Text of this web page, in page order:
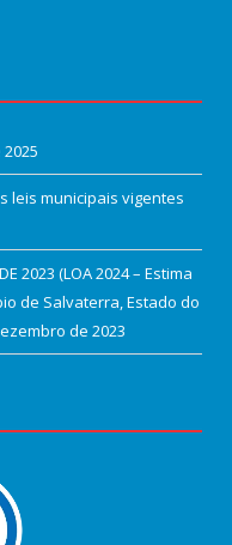
leis municipais vigentes
2023 (LOA 2024 – Estima
de Salvaterra, Estado do
de 2023